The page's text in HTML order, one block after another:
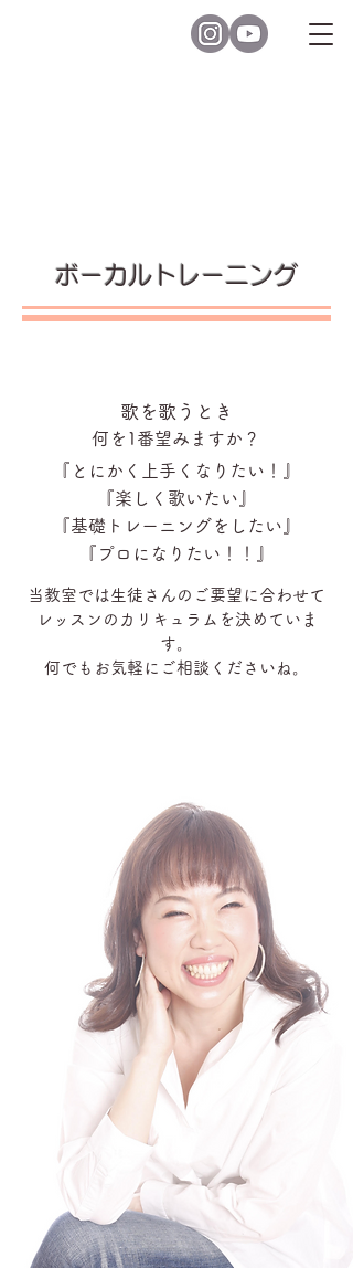
ボーカルトレーニング
歌を歌うとき
何を1番望みますか？
『とにかく上手くなりたい！』
『楽しく歌いたい』
『基礎トレーニングをしたい』
『プロになりたい！！』
当教室では生徒さんのご要望に合わせて
レッスンのカリキュラムを決めていま
す。
何でもお気軽にご相談くださいね。